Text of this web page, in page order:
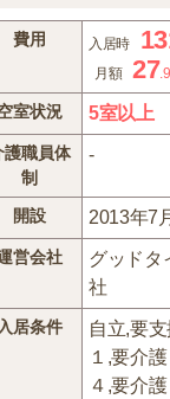
費用 入居時
月額
27
室状況 5室以上
護職員体
制
-
開設 2013年7
営会社
グッドタ
社
居条件
自立,要
１,要介
４,要介